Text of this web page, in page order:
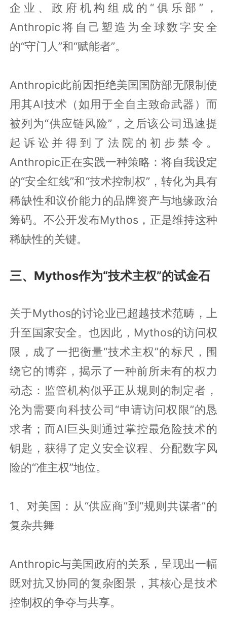
企业、政府机构组成的“俱乐部”，
Anthropic将自己塑造为全球数字安全
的“守门人”和“赋能者”。
Anthropic此前因拒绝美国国防部无限制使
用其AI技术（如用于全自主致命武器）而
被列为“供应链风险”，之后该公司迅速提
起诉讼并得到了法院的初步禁令。
Anthropic正在实践一种策略：将自我设定
的“安全红线”和“技术控制权”，转化为具有
稀缺性和议价能力的品牌资产与地缘政治
筹码。不公开发布Mythos，正是维持这种
稀缺性的关键。
三、Mythos作为“技术主权”的试金石
关于Mythos的讨论业已超越技术范畴，上
升至国家安全。也因此，Mythos的访问权
限，成了一把衡量“技术主权”的标尺，围
绕它的博弈，揭示了一种前所未有的权力
动态：监管机构似乎正从规则的制定者，
沦为需要向科技公司“申请访问权限”的恳
求者；而AI巨头则通过掌控最危险技术的
钥匙，获得了定义安全议程、分配数字风
险的“准主权”地位。
1、对美国：从“供应商”到“规则共谋者”的
复杂共舞
Anthropic与美国政府的关系，呈现出一幅
既对抗又协同的复杂图景，其核心是技术
控制权的争夺与共享。